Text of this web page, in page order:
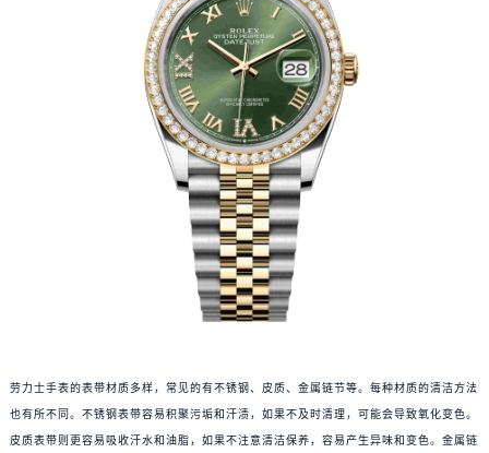
劳力士手表的表带材质多样，常见的有不锈钢、皮质、金属链节等。每种材质的清洁方法
也有所不同。不锈钢表带容易积聚污垢和汗渍，如果不及时清理，可能会导致氧化变色。
皮质表带则更容易吸收汗水和油脂，如果不注意清洁保养，容易产生异味和变色。金属链